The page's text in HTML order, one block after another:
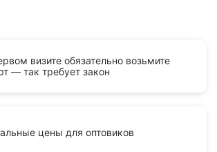
визите обязательно возьмите
— так требует закон
цены для оптовиков